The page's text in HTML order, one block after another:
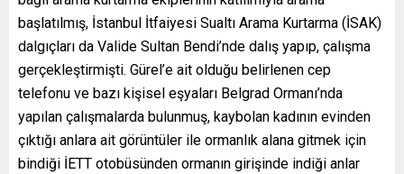
başlatılmış, İstanbul İtfaiyesi Sualtı Arama Kurtarma (İSAK)
dalgıçları da Valide Sultan Bendi’nde dalış yapıp, çalışma
gerçekleştirmişti. Gürel’e ait olduğu belirlenen cep
telefonu ve bazı kişisel eşyaları Belgrad Ormanı’nda
yapılan çalışmalarda bulunmuş, kaybolan kadının evinden
çıktığı anlara ait görüntüler ile ormanlık alana gitmek için
bindiği İETT otobüsünden ormanın girişinde indiği anlar